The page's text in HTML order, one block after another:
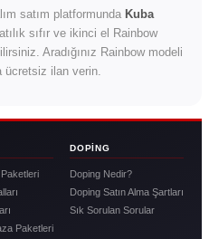
satım platformunda Kuba
sıfır ve ikinci el Rainbow
Aradığınız Rainbow modeli
ücretsiz ilan verin.
Paketleri
DOPING
Doping Nedir?
Doping Satın Alma Şartları
Sık Sorulan Sorular